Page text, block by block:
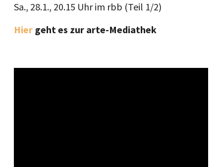
Sa., 28.1., 20.15 Uhr im rbb (Teil 1/2)
Hier geht es zur arte-Mediathek